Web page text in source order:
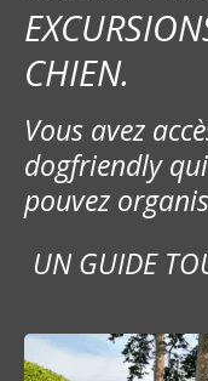
d
e
l
’
a
r
t
CHIEN.
Vous avez
dogfriendly
pouvez
UN GUIDE